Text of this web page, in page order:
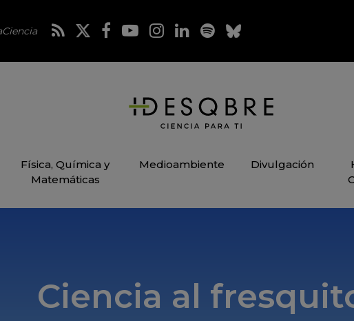
Física, Química y
Matemáticas
Medioambiente Divulgación
Ciencia al